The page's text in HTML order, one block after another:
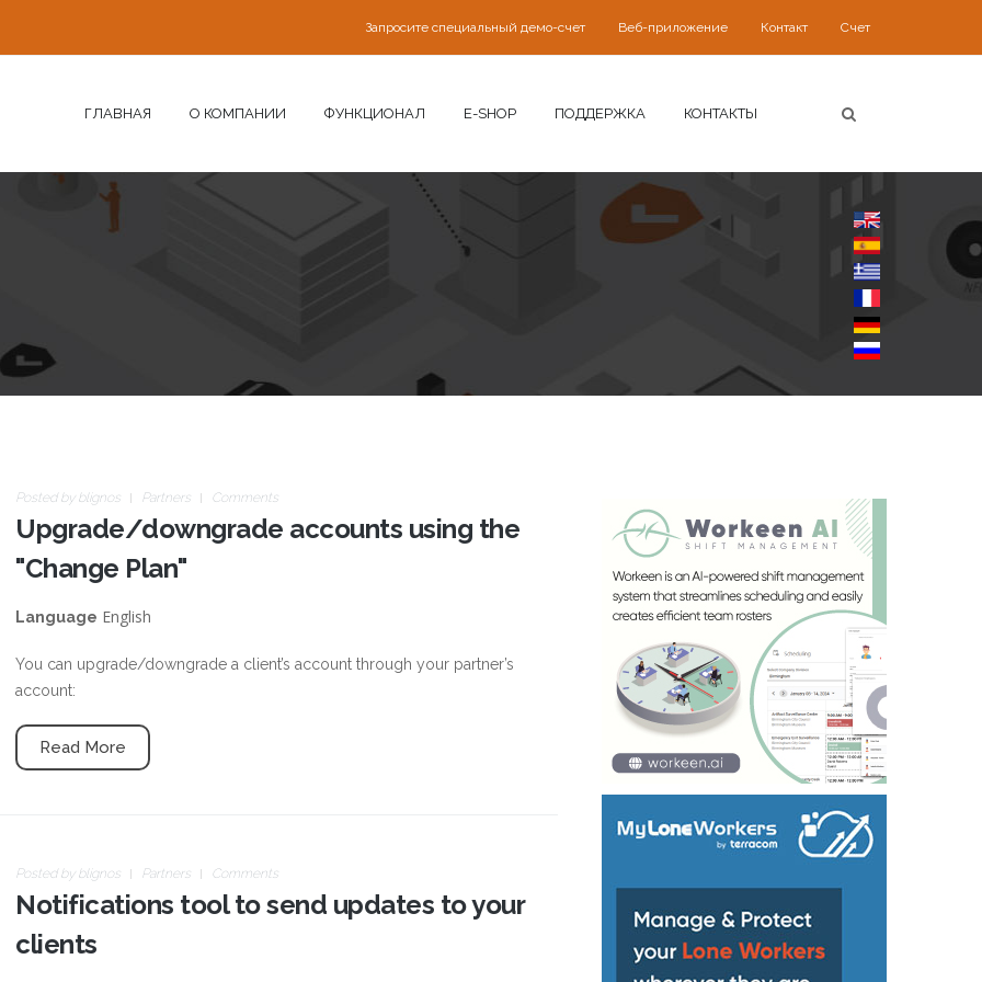
Запросите специальный демо-счет Веб-приложение Контакт Счет
ГЛАВНАЯ О КОМПАНИИ ФУНКЦИОНАЛ E-SHOP ПОДДЕРЖКА КОНТАКТЫ
Posted by blignos Partners Comments
Upgrade/downgrade accounts using the
"Change Plan"
Language English
You can upgrade/downgrade a client’s account through your partner’s
account:
Read More
Posted by blignos Partners Comments
Notifications tool to send updates to your
clients